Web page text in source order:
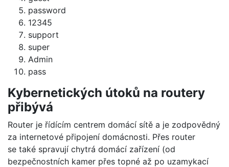
password
12345
support
super
Admin
pass
Kybernetických útoků na routery
přibývá
Router je řídícím centrem domácí sítě a je zodpovědný
za internetové připojení domácnosti. Přes router
se také spravují chytrá domácí zařízení (od
bezpečnostních kamer přes topné až po uzamykací